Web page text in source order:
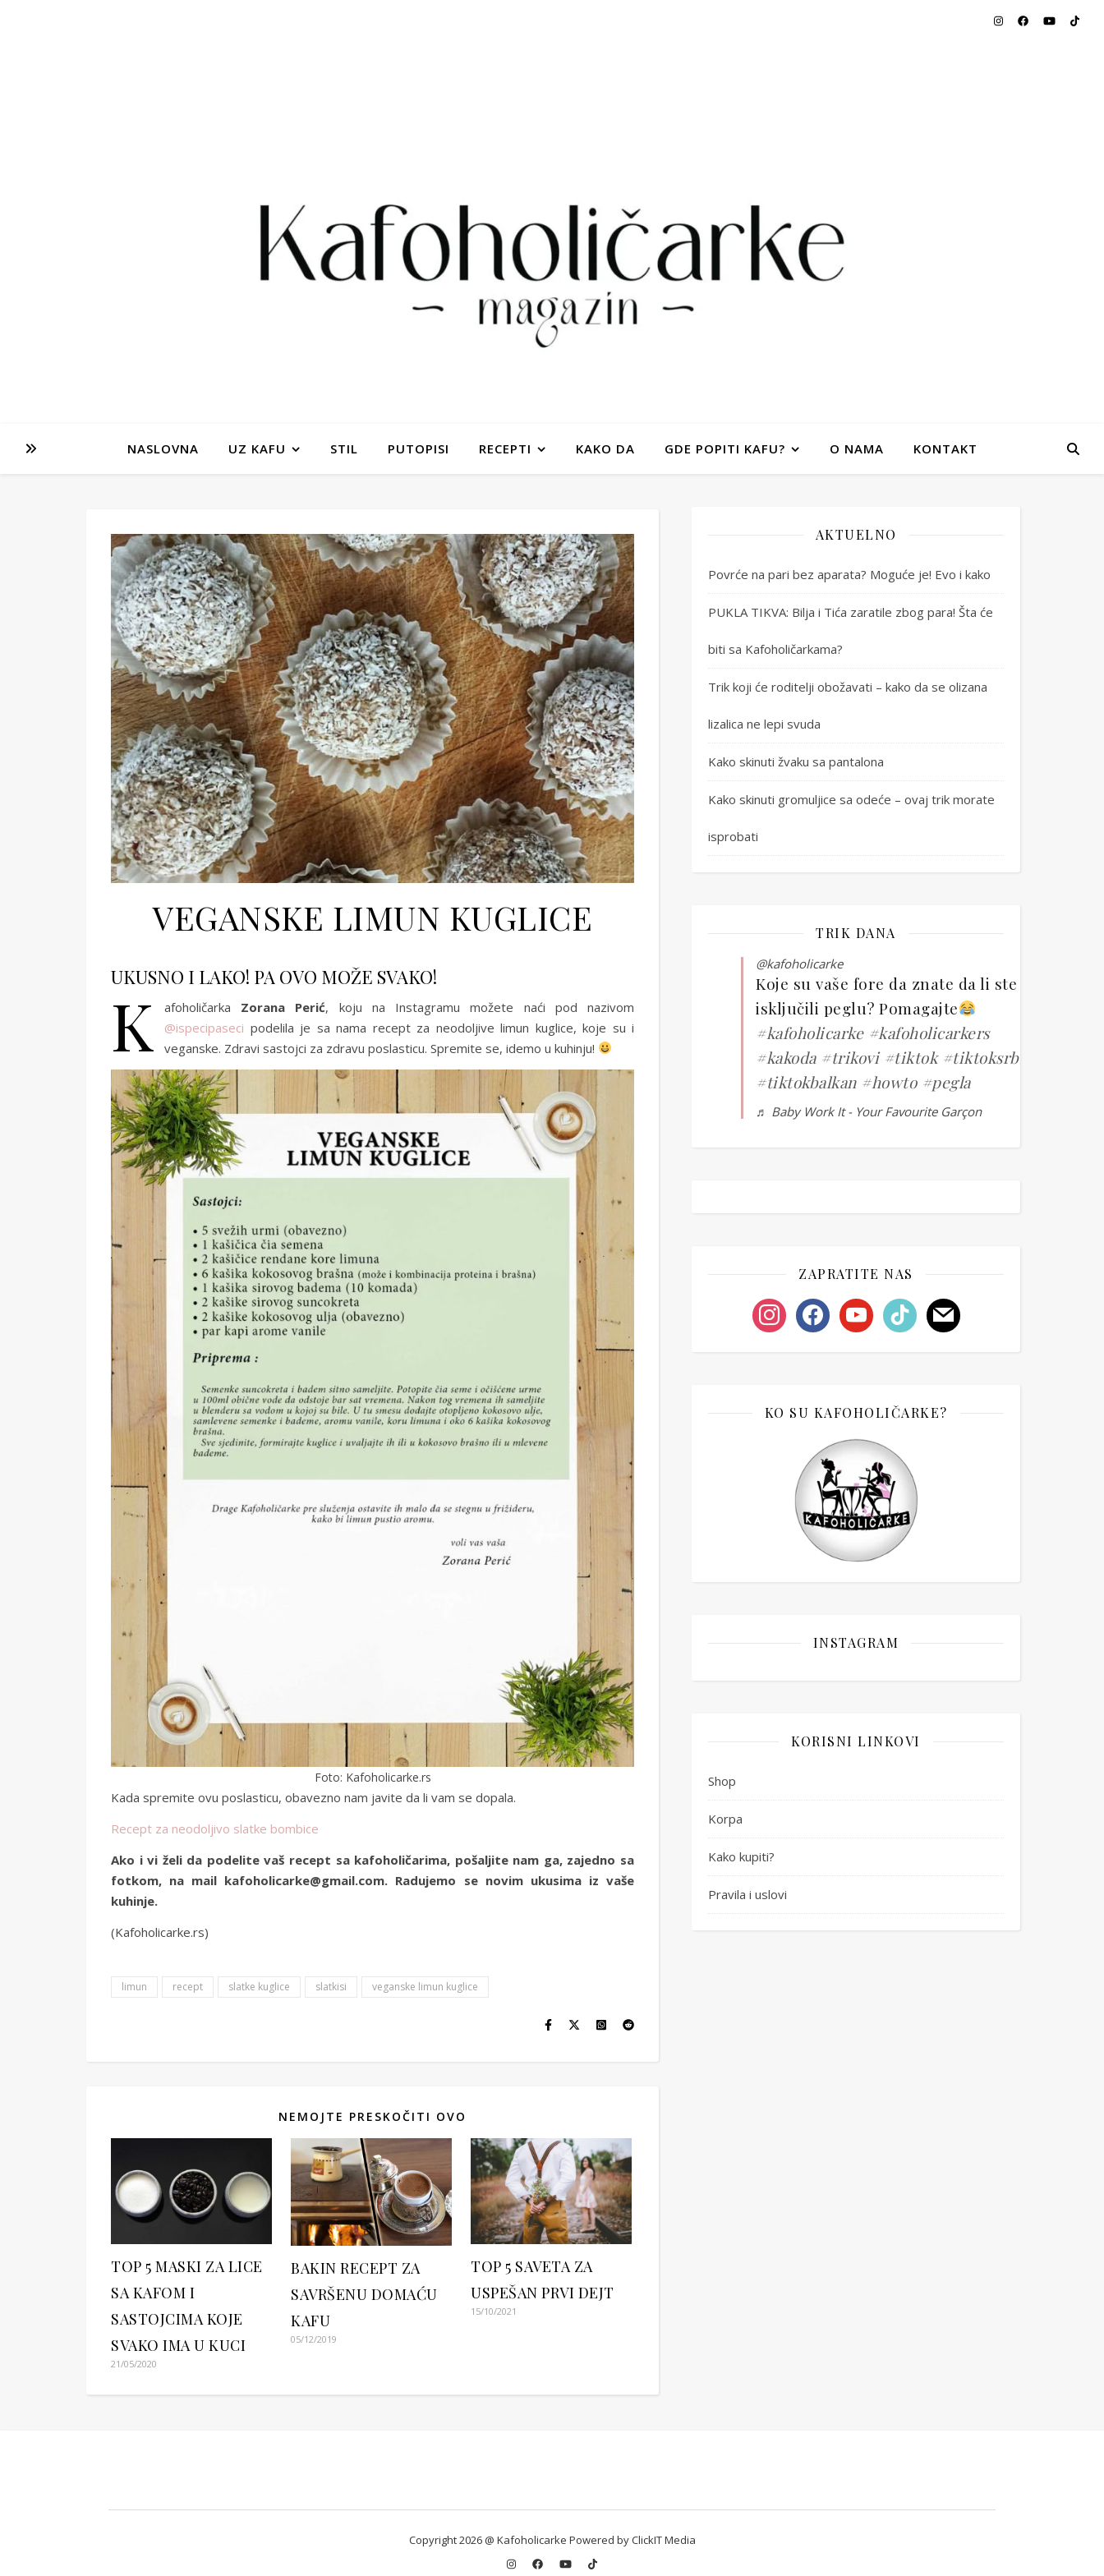
NASLOVNA UZ KAFU STIL PUTOPISI RECEPTI KAKO DA GDE POPITI KAFU? O NAMA KONTAKT
VEGANSKE LIMUN KUGLICE
UKUSNO I LAKO! PA OVO MOŽE SVAKO!
K afoholičarka Zorana Perić, koju na Instagramu možete naći pod nazivom
@ispecipaseci podelila je sa nama recept za neodoljive limun kuglice, koje su i
veganske. Zdravi sastojci za zdravu poslasticu. Spremite se, idemo u kuhinju!
Foto: Kafoholicarke.rs
Kada spremite ovu poslasticu, obavezno nam javite da li vam se dopala.
Recept za neodoljivo slatke bombice
Ako i vi želi da podelite vaš recept sa kafoholičarima, pošaljite nam ga, zajedno sa
fotkom, na mail kafoholicarke@gmail.com. Radujemo se novim ukusima iz vaše
kuhinje.
(Kafoholicarke.rs)
limun recept slatke kuglice slatkisi veganske limun kuglice
NEMOJTE PRESKOČITI OVO
TOP 5 MASKI ZA LICE
SA KAFOM I
SASTOJCIMA KOJE
SVAKO IMA U KUCI
21/05/2020
BAKIN RECEPT ZA
SAVRŠENU DOMAĆU
KAFU
05/12/2019
TOP 5 SAVETA ZA
USPEŠAN PRVI DEJT
15/10/2021
AKTUELNO
Povrće na pari bez aparata? Moguće je! Evo i kako
PUKLA TIKVA: Bilja i Tića zaratile zbog para! Šta će
biti sa Kafoholičarkama?
Trik koji će roditelji obožavati – kako da se olizana
lizalica ne lepi svuda
Kako skinuti žvaku sa pantalona
Kako skinuti gromuljice sa odeće – ovaj trik morate
isprobati
TRIK DANA
@kafoholicarke
Koje su vaše fore da znate da li ste
isključili peglu? Pomagajte
#kafoholicarke #kafoholicarkers
#kakoda #trikovi #tiktok #tiktoksrbija
#tiktokbalkan #howto #pegla
♬ Baby Work It - Your Favourite Garçon
ZAPRATITE NAS
instagramfacebookyoutubetiktok mail
KO SU KAFOHOLIČARKE?
INSTAGRAM
KORISNI LINKOVI
Shop
Korpa
Kako kupiti?
Pravila i uslovi
Copyright 2026 @ Kafoholicarke Powered by ClickIT Media